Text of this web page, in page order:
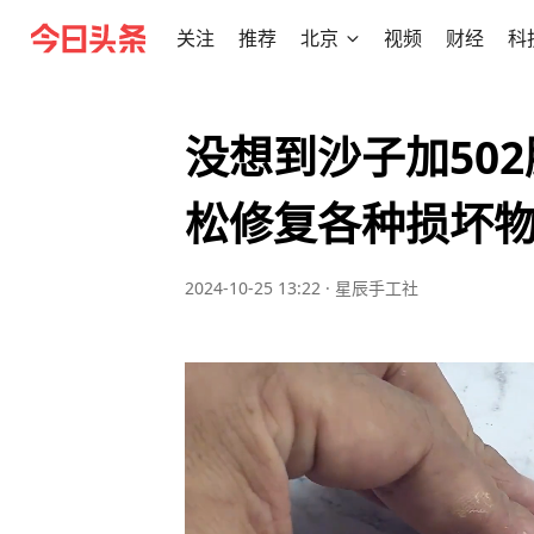
关注 推荐 北京 视频 财经 科
没想到沙子加
松修复各种损坏
2024-10-25 13:22 · 星辰手工社